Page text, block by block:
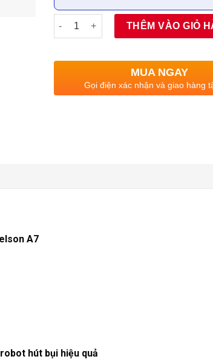
Số lượng THÊM VÀO GIỎ
MUA NGAY
Gọi điện xác nhận và giao hàng
A7
hút bụi hiệu quả